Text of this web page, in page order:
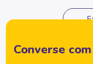
Converse